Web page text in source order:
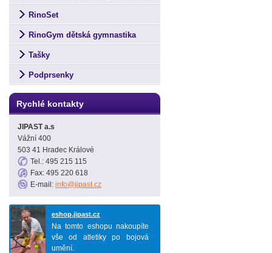
RinoSet
RinoGym dětská gymnastika
Tašky
Podprsenky
Rychlé kontakty
JIPAST a.s
Vážní 400
503 41 Hradec Králové
Tel.: 495 215 115
Fax: 495 220 618
E-mail: info@jipast.cz
eshop.jipast.cz
Na tomto eshopu nakoupíte
vše od atletiky po bojová
umění.